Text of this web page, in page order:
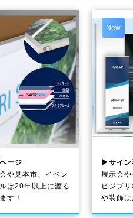
ージ
や見本市、イベン
は20年以上に渡る
す！
New
▶サイ
展示会
ビジプ
や装飾は